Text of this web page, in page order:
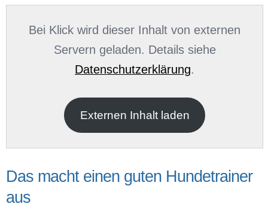
Bei Klick wird dieser Inhalt von externen
Servern geladen. Details siehe
Datenschutzerklärung.
Externen Inhalt laden
Das macht einen guten Hundetrainer
aus